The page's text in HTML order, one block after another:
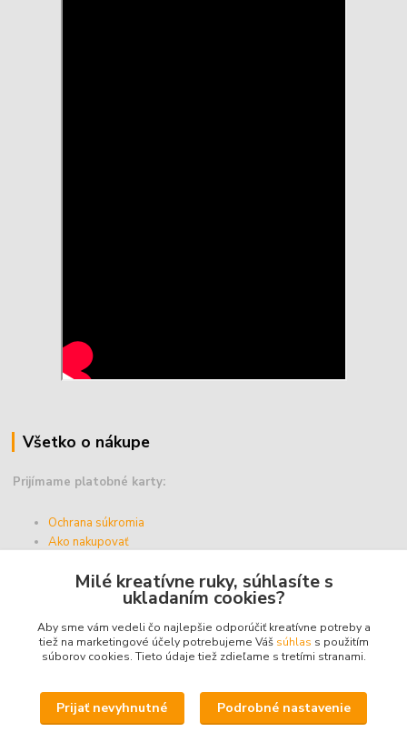
Všetko o nákupe
Prijímame platobné karty:
Ochrana súkromia
Ako nakupovať
Doprava a platba
Obchodné podmienky
Upravit sběr cookies.
Milé kreatívne ruky, súhlasíte s
ukladaním cookies?
Aby sme vám vedeli čo najlepšie odporúčiť kreatívne potreby a
tiež na marketingové účely potrebujeme Váš súhlas s použitím
súborov cookies. Tieto údaje tiež zdieľame s tretími stranami.
Prijať nevyhnutné Podrobné nastavenie